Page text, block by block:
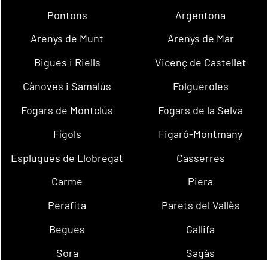
Pontons
Argentona
Arenys de Munt
Arenys de Mar
Bigues i Riells
Vicenç de Castellet
Cànoves i Samalús
Folgueroles
Fogars de Montclús
Fogars de la Selva
Fígols
Figaró-Montmany
Esplugues de Llobregat
Casserres
Carme
Piera
Perafita
Parets del Vallès
Begues
Gallifa
Sora
Sagàs